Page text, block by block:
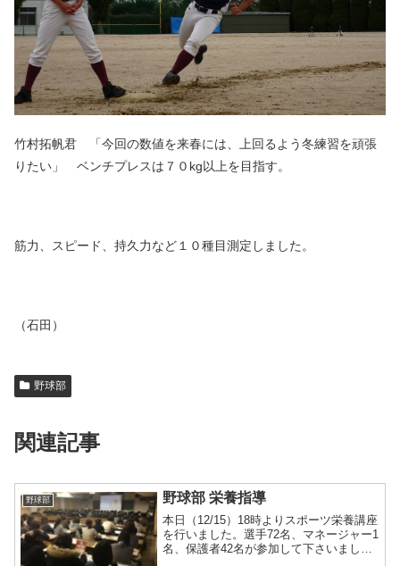
竹村拓帆君 「今回の数値を来春には、上回るよう冬練習を頑張
りたい」 ベンチプレスは７０kg以上を目指す。
筋力、スピード、持久力など１０種目測定しました。
（石田）
野球部
関連記事
野球部 野球部 栄養指導
本日（12/15）18時よりスポーツ栄養講座
を行いました。選手72名、マネージャー1
名、保護者42名が参加して下さいまし